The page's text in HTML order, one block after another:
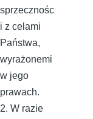
sprzecznośc
i z celami
Państwa,
wyrażonemi
w jego
prawach.
2. W razie